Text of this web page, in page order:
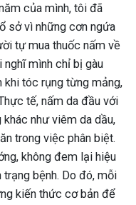
của mình, tôi đã
sở vì những cơn ngứa
tự mua thuốc nấm về
mình chỉ bị gàu
khi tóc rụng từng mảng,
tế, nấm da đầu với
như viêm da dầu,
trong việc phân biệt.
không đem lại hiệu
bệnh. Do đó, mỗi
kiến thức cơ bản để